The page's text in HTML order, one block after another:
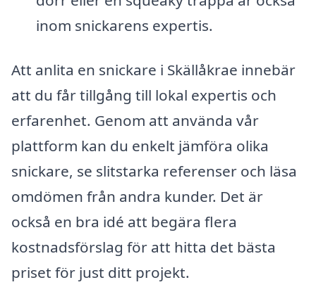
inom snickarens expertis.
Att anlita en snickare i Skällåkrae innebär
att du får tillgång till lokal expertis och
erfarenhet. Genom att använda vår
plattform kan du enkelt jämföra olika
snickare, se slitstarka referenser och läsa
omdömen från andra kunder. Det är
också en bra idé att begära flera
kostnadsförslag för att hitta det bästa
priset för just ditt projekt.